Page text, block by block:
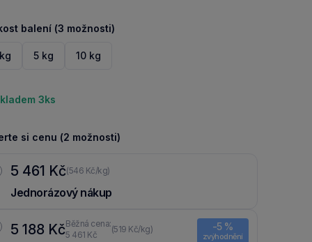
balení (3 možnosti)
5 kg 10 kg
3ks
si cenu (2 možnosti)
5 461 Kč(546 Kč/kg)
Jednorázový nákup
5 188 KčBěžná cena:
5 461 Kč
(519 Kč/kg) -5 %
zvýhodnění